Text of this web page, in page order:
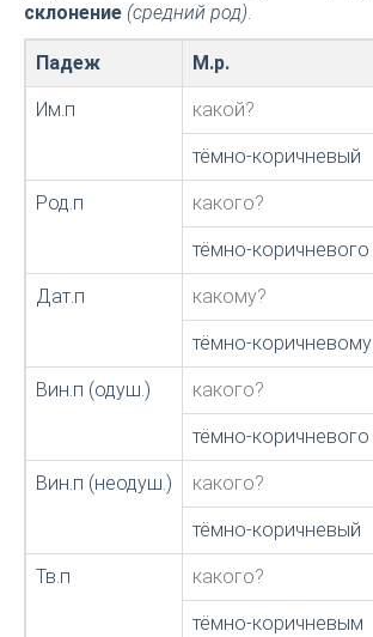
склонение (средний род).
Падеж М.р.
Им.п какой?
тёмно-коричневый
Род.п какого?
тёмно-коричневого
Дат.п какому?
тёмно-коричневому
Вин.п (одуш.) какого?
тёмно-коричневого
Вин.п (неодуш.) какого?
тёмно-коричневый
Тв.п какого?
тёмно-коричневым